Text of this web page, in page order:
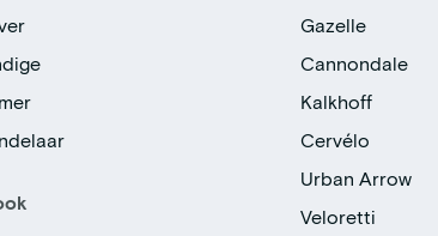
Gazelle
Cannondale
Kalkhoff
Cervélo
Urban Arrow
Veloretti